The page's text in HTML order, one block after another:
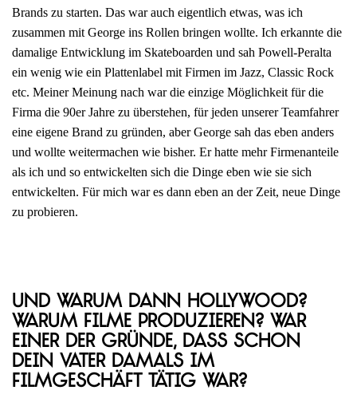
Brands zu starten. Das war auch eigentlich etwas, was ich
zusammen mit George ins Rollen bringen wollte. Ich erkannte die
damalige Entwicklung im Skateboarden und sah Powell-Peralta
ein wenig wie ein Plattenlabel mit Firmen im Jazz, Classic Rock
etc. Meiner Meinung nach war die einzige Möglichkeit für die
Firma die 90er Jahre zu überstehen, für jeden unserer Teamfahrer
eine eigene Brand zu gründen, aber George sah das eben anders
und wollte weitermachen wie bisher. Er hatte mehr Firmenanteile
als ich und so entwickelten sich die Dinge eben wie sie sich
entwickelten. Für mich war es dann eben an der Zeit, neue Dinge
zu probieren.
Und warum dann Hollywood?
Warum Filme produzieren? War
einer der Gründe, dass schon
dein Vater damals im
Filmgeschäft tätig war?